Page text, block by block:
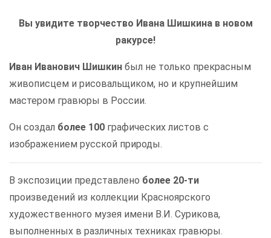
Вы увидите творчество Ивана Шишкина в новом
ракурсе!
Иван Иванович Шишкин был не только прекрасным
живописцем и рисовальщиком, но и крупнейшим
мастером гравюры в России.
Он создал более 100 графических листов с
изображением русской природы.
В экспозиции представлено более 20-ти
произведений из коллекции Красноярского
художественного музея имени В.И. Сурикова,
выполненных в различных техниках гравюры.